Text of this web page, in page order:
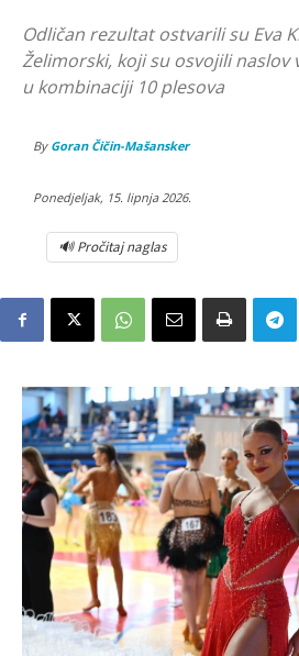
Odličan rezultat ostvarili su Eva
Želimorski, koji su osvojili naslov
u kombinaciji 10 plesova
By Goran Čičin-Mašansker
Ponedjeljak, 15. lipnja 2026.
🔊 Pročitaj naglas